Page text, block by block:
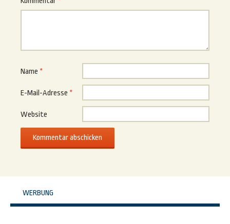
Name *
E-Mail-Adresse *
Website
WERBUNG